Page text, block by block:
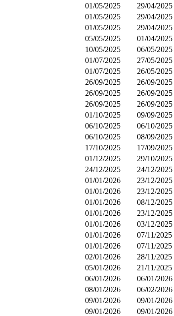
01/05/2025 29/04/2025
01/05/2025 29/04/2025
01/05/2025 29/04/2025
05/05/2025 01/04/2025
10/05/2025 06/05/2025
01/07/2025 27/05/2025
01/07/2025 26/05/2025
26/09/2025 26/09/2025
26/09/2025 26/09/2025
26/09/2025 26/09/2025
01/10/2025 09/09/2025
06/10/2025 06/10/2025
06/10/2025 08/09/2025
17/10/2025 17/09/2025
01/12/2025 29/10/2025
24/12/2025 24/12/2025
01/01/2026 23/12/2025
01/01/2026 23/12/2025
01/01/2026 08/12/2025
01/01/2026 23/12/2025
01/01/2026 03/12/2025
01/01/2026 07/11/2025
01/01/2026 07/11/2025
02/01/2026 28/11/2025
05/01/2026 21/11/2025
06/01/2026 06/01/2026
08/01/2026 06/02/2026
09/01/2026 09/01/2026
09/01/2026 09/01/2026